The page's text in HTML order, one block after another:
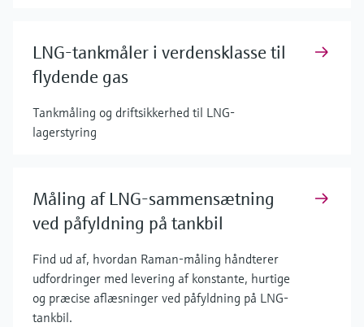
LNG-tankmåler i verdensklasse til
flydende gas
Tankmåling og driftsikkerhed til LNG-
lagerstyring
Måling af LNG-sammensætning
ved påfyldning på tankbil
Find ud af, hvordan Raman-måling håndterer
udfordringer med levering af konstante, hurtige
og præcise aflæsninger ved påfyldning på LNG-
tankbil.